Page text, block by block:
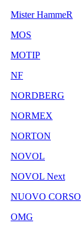
Mister HammeR
MOS
MOTIP
NF
NORDBERG
NORMEX
NORTON
NOVOL
NOVOL Next
NUOVO CORSO
OMG